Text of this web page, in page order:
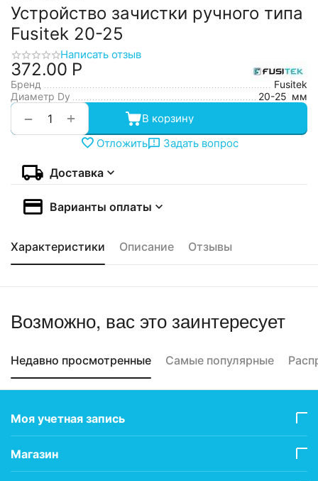
Устройство зачистки ручного типа
Fusitek 20-25
Написать отзыв
372.00 Р
Бренд
Fusitek
Диаметр Dy
20-25 мм
+
−
В корзину
Отложить
Задать вопрос
Доставка
Варианты оплаты
Характеристики Описание Отзывы
Возможно, вас это заинтересует
Недавно просмотренные Самые популярные
Моя учетная запись
Магазин